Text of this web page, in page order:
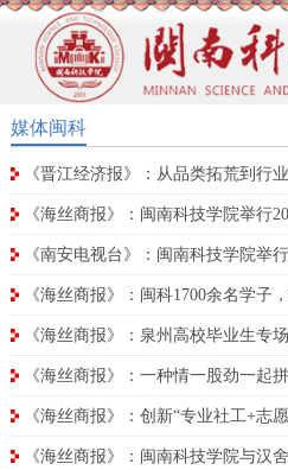
媒体闽科
《海丝商报》：闽南科技学院举行
《南安电视台》：闽南科技学院举
《海丝商报》：闽科1700余名学子
《海丝商报》：泉州高校毕业生专
《海丝商报》：一种情一股劲一起拼
《海丝商报》：创新“专业社工+志
《海丝商报》：闽南科技学院与汉